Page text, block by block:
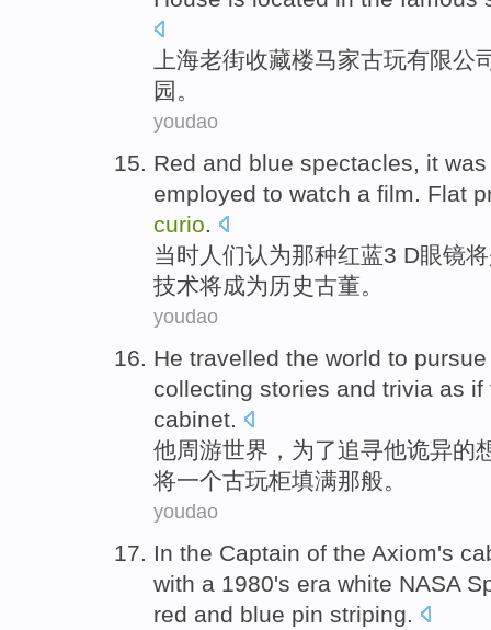
上海老街收藏楼马家古玩有限公
园。
youdao
Red and blue spectacles, it
employed to watch a film. Flat
curio.
当时人们认为那种红蓝3 D眼镜将
技术将成为历史古董。
youdao
He travelled the world to pursue
collecting stories and trivia as if
cabinet.
他周游世界 ， 为了追寻他诡异的
将一个古玩柜填满那般。
youdao
In the Captain of the Axiom's
with a 1980's era white NASA
red and blue pin striping.